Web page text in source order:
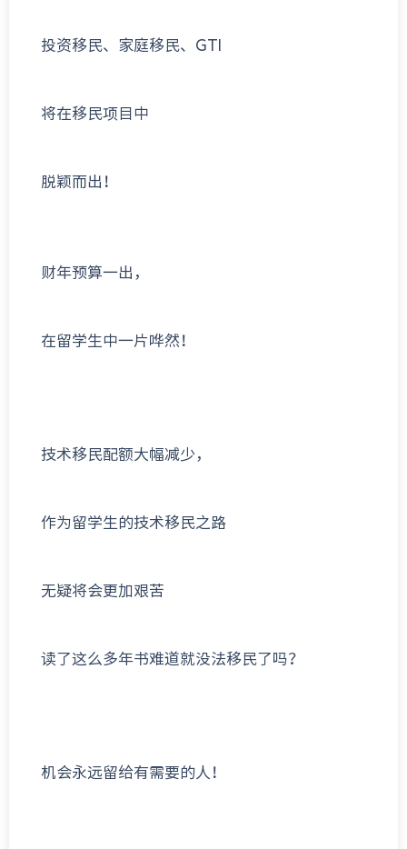
投资移民、家庭移民、GTI
将在移民项目中
脱颖而出！
财年预算一出，
在留学生中一片哗然！
技术移民配额大幅减少，
作为留学生的技术移民之路
无疑将会更加艰苦
读了这么多年书难道就没法移民了吗？
机会永远留给有需要的人！